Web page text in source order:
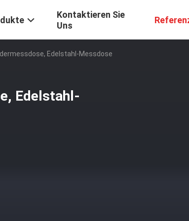
Kontaktieren Sie
Uns
Edelstahl-Messdose
Edelstahl-